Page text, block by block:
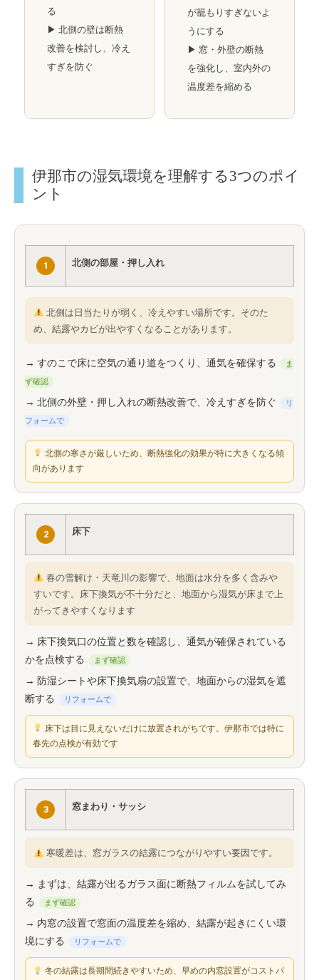
る
▶ 北側の壁は断熱
改善を検討し、冷え
すぎを防ぐ
が籠もりすぎないよ
うにする
▶ 窓・外壁の断熱
を強化し、室内外の
温度差を縮める
伊那市の湿気環境を理解する3つのポイ
ント
1 北側の部屋・押し入れ
北側は日当たりが弱く、冷えやすい場所です。そのた
め、結露やカビが出やすくなることがあります。
→ すのこで床に空気の通り道をつくり、通気を確保する
ま
ず確認
→ 北側の外壁・押し入れの断熱改善で、冷えすぎを防ぐ
リ
フォームで
北側の寒さが厳しいため、断熱強化の効果が特に大きくなる傾
向があります
2 床下
春の雪解け・天竜川の影響で、地面は水分を多く含みや
すいです。床下換気が不十分だと、地面から湿気が床まで上
がってきやすくなります
→ 床下換気口の位置と数を確認し、通気が確保されている
かを点検する
まず確認
→ 防湿シートや床下換気扇の設置で、地面からの湿気を遮
断する
リフォームで
床下は目に見えないだけに放置されがちです。伊那市では特に
春先の点検が有効です
3 窓まわり・サッシ
寒暖差は、窓ガラスの結露につながりやすい要因です。
→ まずは、結露が出るガラス面に断熱フィルムを試してみ
る
まず確認
→ 内窓の設置で窓面の温度差を縮め、結露が起きにくい環
境にする
リフォームで
冬の結露は長期間続きやすいため、早めの内窓設置がコストパ